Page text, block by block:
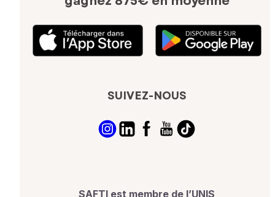
SUIVEZ-NOUS
SAFTI est membre de l’UNIS